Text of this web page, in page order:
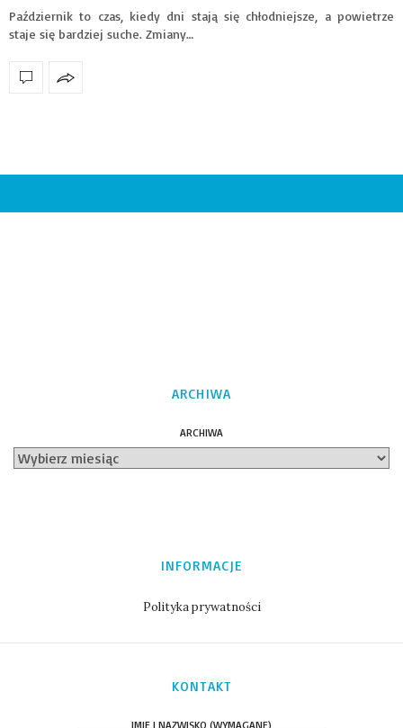
Październik to czas, kiedy dni stają się chłodniejsze, a powietrze
staje się bardziej suche. Zmiany…
ARCHIWA
ARCHIWA
INFORMACJE
Polityka prywatności
KONTAKT
IMIĘ I NAZWISKO (WYMAGANE)